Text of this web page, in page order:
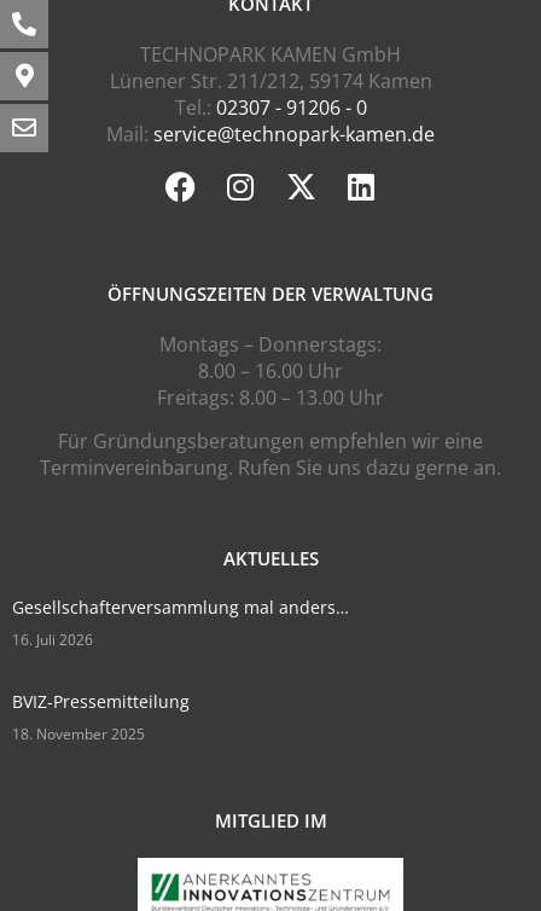
TECHNOPARK KAMEN GmbH
Lünener Str. 211/212, 59174 Kamen
Tel.: 02307 - 91206 - 0
Mail: service@technopark-kamen.de
ÖFFNUNGSZEITEN DER VERWALTUNG
Montags – Donnerstags:
8.00 – 16.00 Uhr
Freitags: 8.00 – 13.00 Uhr
Für Gründungsberatungen empfehlen wir eine
Terminvereinbarung. Rufen Sie uns dazu gerne an.
AKTUELLES
Gesellschafterversammlung mal anders…
16. Juli 2026
BVIZ-Pressemitteilung
18. November 2025
MITGLIED IM